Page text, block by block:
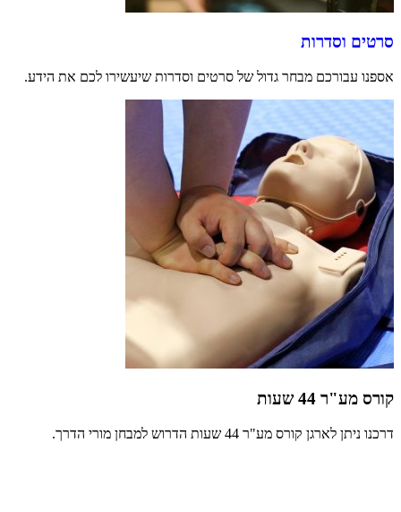
סרטים וסדרות
אספנו עבורכם מבחר גדול של סרטים וסדרות שיעשירו לכם את הידע.
קורס מע"ר 44 שעות
דרכנו ניתן לארגן קורס מע"ר 44 שעות הדרוש למבחן מורי הדרך.